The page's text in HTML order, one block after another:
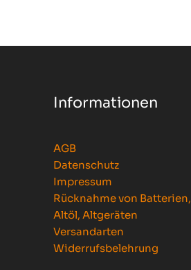
Informationen
AGB
Datenschutz
Impressum
Rücknahme von Batterien,
Altöl, Altgeräten
Versandarten
Widerrufsbelehrung